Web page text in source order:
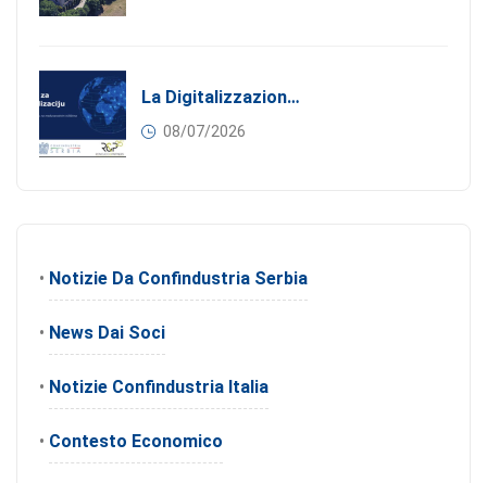
La Digitalizzazione Come Motore Dell’internazionalizzazione
08/07/2026
• Notizie Da Confindustria Serbia
• News Dai Soci
• Notizie Confindustria Italia
• Contesto Economico